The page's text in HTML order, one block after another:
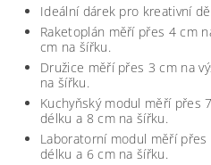
Ideální dárek pro kreativní
Raketoplán měří přes 4 cm
cm na šířku.
Družice měří přes 3 cm na
na šířku.
Kuchyňský modul měří přes
délku a 8 cm na šířku.
Laboratorní modul měří
délku a 6 cm na šířku.